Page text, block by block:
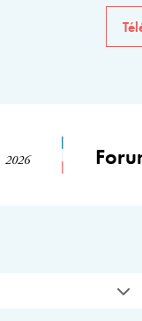
2026